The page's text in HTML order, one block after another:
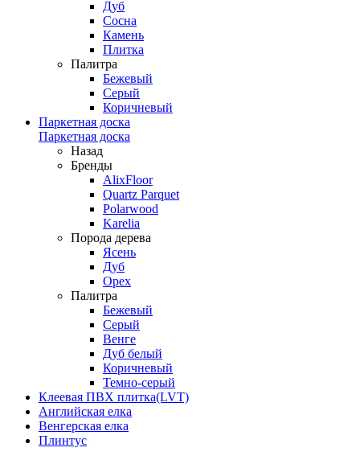
Дуб
Сосна
Камень
Плитка
Палитра
Бежевый
Серый
Коричневый
Паркетная доска
Паркетная доска
Назад
Бренды
AlixFloor
Quartz Parquet
Polarwood
Karelia
Порода дерева
Ясень
Дуб
Орех
Палитра
Бежевый
Серый
Венге
Дуб белый
Коричневый
Темно-серый
Клеевая ПВХ плитка(LVT)
Английская елка
Венгерская елка
Плинтус